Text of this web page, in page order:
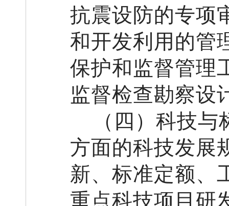
抗震设防的专项
和开发利用的管
保护和监督管理
监督检查勘察设
（ 四 ）科技与
方面的科技发展
新、 标准定额、
重点科技项目研